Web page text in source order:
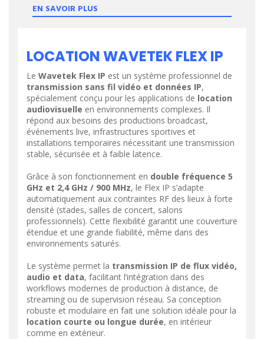
EN SAVOIR PLUS
LOCATION WAVETEK FLEX IP
Le Wavetek Flex IP est un système professionnel de
transmission sans fil vidéo et données IP,
spécialement conçu pour les applications de location
audiovisuelle en environnements complexes. Il
répond aux besoins des productions broadcast,
événements live, infrastructures sportives et
installations temporaires nécessitant une transmission
stable, sécurisée et à faible latence.
Grâce à son fonctionnement en double fréquence 5
GHz et 2,4 GHz / 900 MHz, le Flex IP s’adapte
automatiquement aux contraintes RF des lieux à forte
densité (stades, salles de concert, salons
professionnels). Cette flexibilité garantit une couverture
étendue et une grande fiabilité, même dans des
environnements saturés.
Le système permet la transmission IP de flux vidéo,
audio et data, facilitant l’intégration dans des
workflows modernes de production à distance, de
streaming ou de supervision réseau. Sa conception
robuste et modulaire en fait une solution idéale pour la
location courte ou longue durée, en intérieur
comme en extérieur.